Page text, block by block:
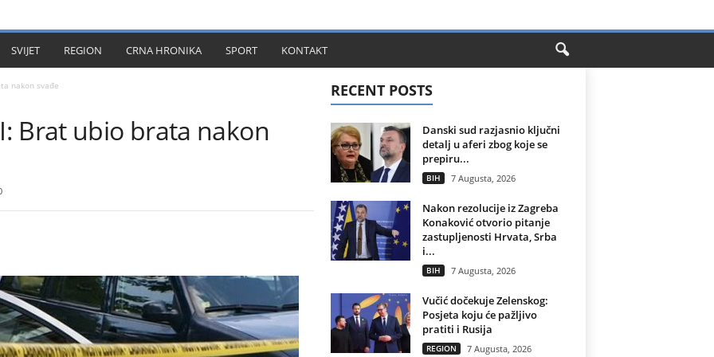
SVIJET REGION CRNA HRONIKA SPORT KONTAKT
nakon svađe
Brat ubio brata nakon
RECENT POSTS
Danski sud razjasnio ključni
detalj u aferi zbog koje se
prepiru...
BIH 7 Augusta, 2026
Nakon rezolucije iz Zagreba
Konaković otvorio pitanje
zastupljenosti Hrvata, Srba
i...
BIH 7 Augusta, 2026
Vučić dočekuje Zelenskog:
Posjeta koju će pažljivo
pratiti i Rusija
REGION 7 Augusta, 2026